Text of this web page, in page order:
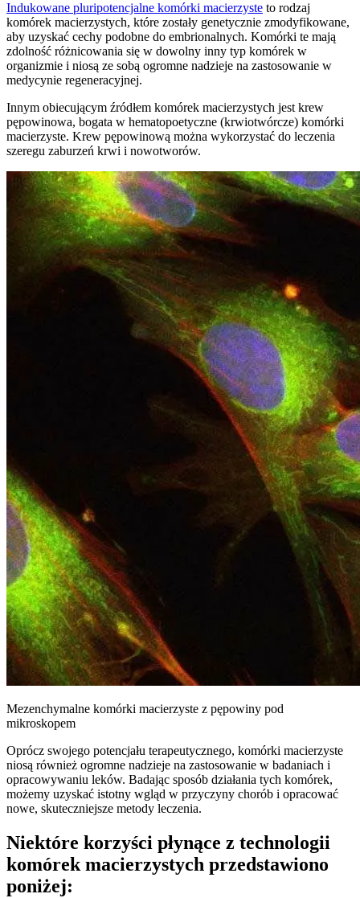
Indukowane pluripotencjalne komórki macierzyste to rodzaj
komórek macierzystych, które zostały genetycznie zmodyfikowane,
aby uzyskać cechy podobne do embrionalnych. Komórki te mają
zdolność różnicowania się w dowolny inny typ komórek w
organizmie i niosą ze sobą ogromne nadzieje na zastosowanie w
medycynie regeneracyjnej.
Innym obiecującym źródłem komórek macierzystych jest krew
pępowinowa, bogata w hematopoetyczne (krwiotwórcze) komórki
macierzyste. Krew pępowinową można wykorzystać do leczenia
szeregu zaburzeń krwi i nowotworów.
Mezenchymalne komórki macierzyste z pępowiny pod
mikroskopem
Oprócz swojego potencjału terapeutycznego, komórki macierzyste
niosą również ogromne nadzieje na zastosowanie w badaniach i
opracowywaniu leków. Badając sposób działania tych komórek,
możemy uzyskać istotny wgląd w przyczyny chorób i opracować
nowe, skuteczniejsze metody leczenia.
Niektóre korzyści płynące z technologii
komórek macierzystych przedstawiono
poniżej: